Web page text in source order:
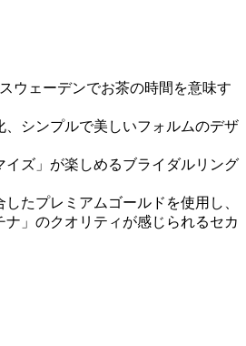
ウェーデンでお茶の時間を意味す
、シンプルで美しいフォルムのデザ
イズ」が楽しめるブライダルリング
たプレミアムゴールドを使用し、
ナ」のクオリティが感じられるセカ